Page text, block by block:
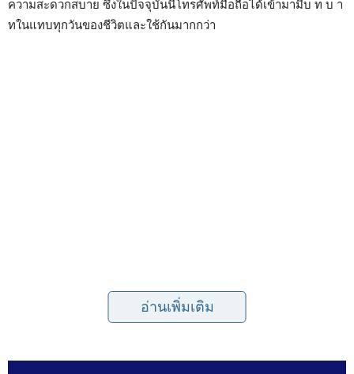
ความสะดวกสบาย ซึ่งในปัจจุบันนี้โทรศัพท์มือถือได้เข้ามามีบ ท บ า
ทในแทบทุกวันของชีวิตและใช้กันมากกว่า
อ่านเพิ่มเติม